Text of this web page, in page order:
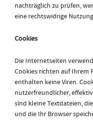
nachträglich zu prüfen,
eine rechtswidrige
Cookies
Die Internetseiten
Cookies richten auf Ihrem
enthalten keine Viren.
nutzerfreundlicher,
sind kleine Textdateien,
und die Ihr Browser